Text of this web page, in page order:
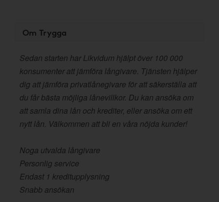
Om Trygga
Sedan starten har Likvidum hjälpt över 100 000
konsumenter att jämföra långivare. Tjänsten hjälper
dig att jämföra privatlånegivare för att säkerställa att
du får bästa möjliga lånevillkor. Du kan ansöka om
att samla dina lån och krediter, eller ansöka om ett
nytt lån. Välkommen att bli en våra nöjda kunder!
Noga utvalda långivare
Personlig service
Endast 1 kreditupplysning
Snabb ansökan